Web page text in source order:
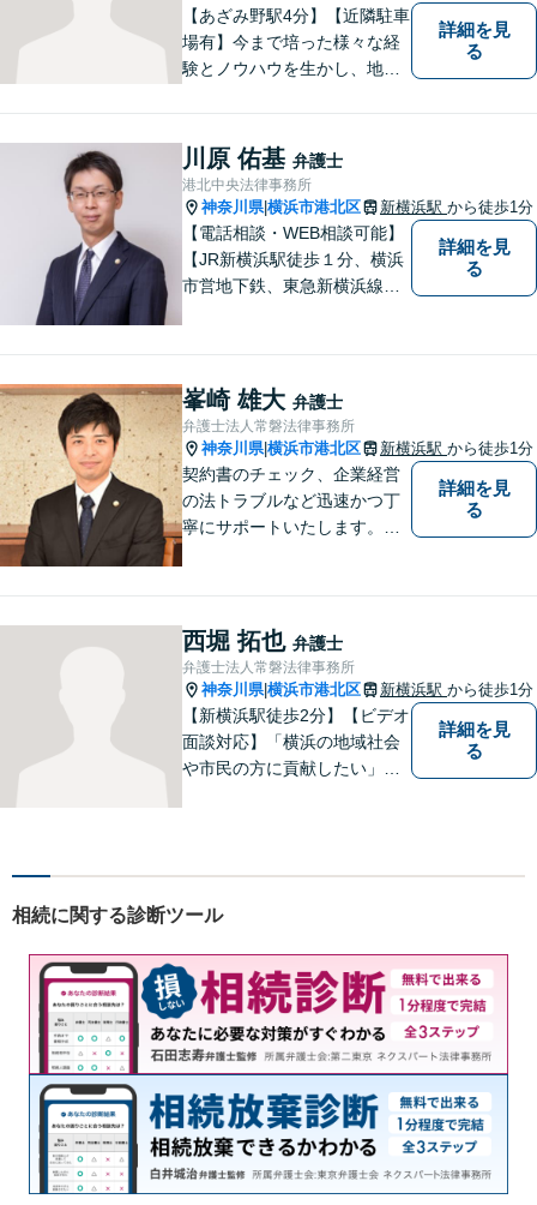
ーク駅5分】
【あざみ野駅4分】【近隣駐車
場有】今まで培った様々な経
験とノウハウを生かし、地域
能な最善の結論を共に目指し
て問題解決を図る所存です。
法律上の問題に巻き込まれた
際は、お一人で悩まずにお気
軽にご相談ください。
詳細を見
る
川原 佑基 弁護士
港北中央法律事務所
神奈川県|横浜市港北区 新横浜駅 から徒歩1分
【電話相談・WEB相談可能】
【JR新横浜駅徒歩１分、横浜
市営地下鉄、東急新横浜線新
り】
詳細を見
る
峯崎 雄大 弁護士
弁護士法人常磐法律事務所
神奈川県|横浜市港北区 新横浜駅 から徒歩1分
契約書のチェック、企業経営
の法トラブルなど迅速かつ丁
寧にサポートいたします。ど
詳細を見
る
西堀 拓也 弁護士
弁護士法人常磐法律事務所
神奈川県|横浜市港北区 新横浜駅 から徒歩1分
【新横浜駅徒歩2分】【ビデオ
面談対応】「横浜の地域社会
や市民の方に貢献したい」を
トができるよう全力を尽くし
律トラブルの解決を目指しま
す。
詳細を見
る
相続に関する診断ツール